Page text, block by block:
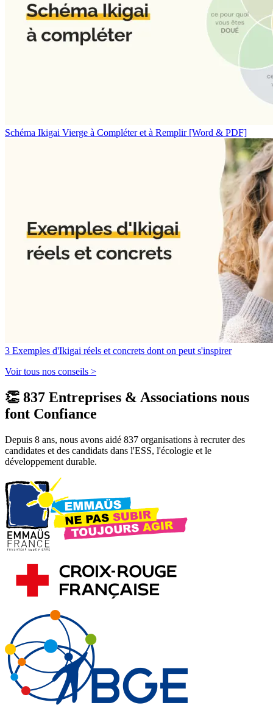
Schéma Ikigai Vierge à Compléter et à Remplir [Word & PDF]
3 Exemples d'Ikigai réels et concrets dont on peut s'inspirer
Voir tous nos conseils >
👏 837 Entreprises & Associations nous
font Confiance
Depuis 8 ans, nous avons aidé 837 organisations à recruter des
candidates et des candidats dans l'ESS, l'écologie et le
développement durable.